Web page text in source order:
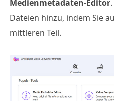
Medienmetadaten-Editor
Dateien hinzu, indem Sie
mittleren Teil.